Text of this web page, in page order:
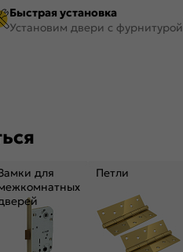
Быстрая установка
Установим двери с фурнитурой
для
Петли